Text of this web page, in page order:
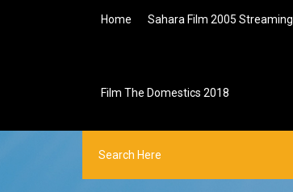
Home Sahara Film 2005 Streaming
Film The Domestics 2018